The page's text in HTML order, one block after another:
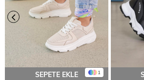
1
SEPETE EKLE